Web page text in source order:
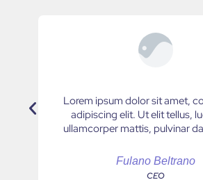
Lorem ipsum dolor sit amet,
adipiscing elit. Ut elit tellus,
ullamcorper mattis, pulvinar
Fulano Beltrano
CEO